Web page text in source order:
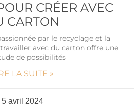
CRÉER AVEC
CARTON
par le recyclage et la
avec du carton offre une
de possibilités
LA SUITE »
5 avril 2024